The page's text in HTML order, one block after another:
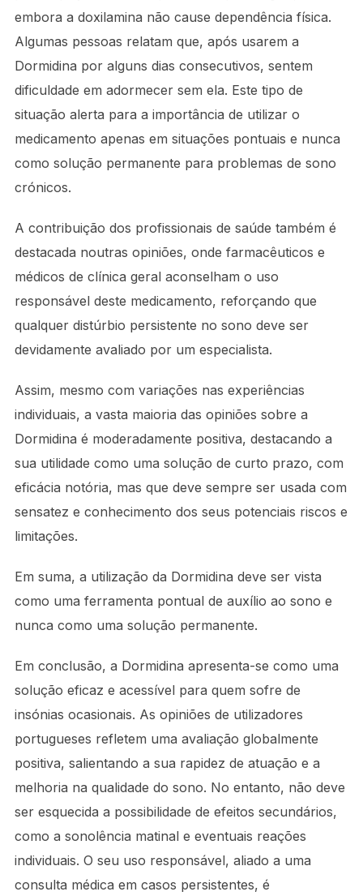
embora a doxilamina não cause dependência física.
Algumas pessoas relatam que, após usarem a
Dormidina por alguns dias consecutivos, sentem
dificuldade em adormecer sem ela. Este tipo de
situação alerta para a importância de utilizar o
medicamento apenas em situações pontuais e nunca
como solução permanente para problemas de sono
crónicos.
A contribuição dos profissionais de saúde também é
destacada noutras opiniões, onde farmacêuticos e
médicos de clínica geral aconselham o uso
responsável deste medicamento, reforçando que
qualquer distúrbio persistente no sono deve ser
devidamente avaliado por um especialista.
Assim, mesmo com variações nas experiências
individuais, a vasta maioria das opiniões sobre a
Dormidina é moderadamente positiva, destacando a
sua utilidade como uma solução de curto prazo, com
eficácia notória, mas que deve sempre ser usada com
sensatez e conhecimento dos seus potenciais riscos e
limitações.
Em suma, a utilização da Dormidina deve ser vista
como uma ferramenta pontual de auxílio ao sono e
nunca como uma solução permanente.
Em conclusão, a Dormidina apresenta-se como uma
solução eficaz e acessível para quem sofre de
insónias ocasionais. As opiniões de utilizadores
portugueses refletem uma avaliação globalmente
positiva, salientando a sua rapidez de atuação e a
melhoria na qualidade do sono. No entanto, não deve
ser esquecida a possibilidade de efeitos secundários,
como a sonolência matinal e eventuais reações
individuais. O seu uso responsável, aliado a uma
consulta médica em casos persistentes, é